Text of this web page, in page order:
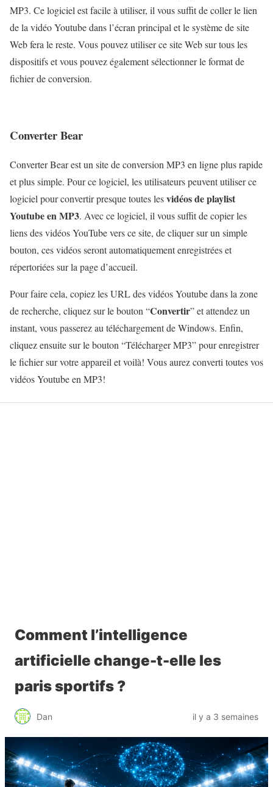
MP3. Ce logiciel est facile à utiliser, il vous suffit de coller le lien
de la vidéo Youtube dans l’écran principal et le système de site
Web fera le reste. Vous pouvez utiliser ce site Web sur tous les
dispositifs et vous pouvez également sélectionner le format de
fichier de conversion.
Converter Bear
Converter Bear est un site de conversion MP3 en ligne plus rapide
et plus simple. Pour ce logiciel, les utilisateurs peuvent utiliser ce
logiciel pour convertir presque toutes lesvidéos de playlist
Youtube en MP3. Avec ce logiciel, il vous suffit de copier les
liens des vidéos YouTube vers ce site, de cliquer sur un simple
bouton, ces vidéos seront automatiquement enregistrées et
répertoriées sur la page d’accueil.
Pour faire cela, copiez les URL des vidéos Youtube dans la zone
de recherche, cliquez sur le bouton “Convertir” et attendez un
instant, vous passerez au téléchargement de Windows. Enfin,
cliquez ensuite sur le bouton “Télécharger MP3” pour enregistrer
le fichier sur votre appareil et voilà! Vous aurez converti toutes vos
vidéos Youtube en MP3!